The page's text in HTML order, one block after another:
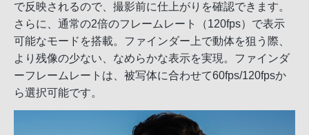
で反映されるので、撮影前に仕上がりを確認できます。
さらに、通常の2倍のフレームレート（120fps）で表示
可能なモードを搭載。ファインダー上で動体を狙う際、
より残像の少ない、なめらかな表示を実現。ファインダ
ーフレームレートは、被写体に合わせて60fps/120fpsか
ら選択可能です。